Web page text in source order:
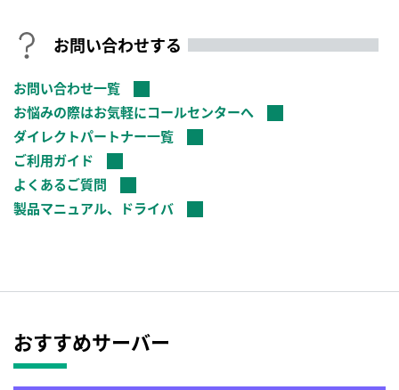
お問い合わせする
お問い合わせ一覧
お悩みの際はお気軽にコールセンターへ
ダイレクトパートナー一覧
ご利用ガイド
よくあるご質問
製品マニュアル、ドライバ
おすすめサーバー